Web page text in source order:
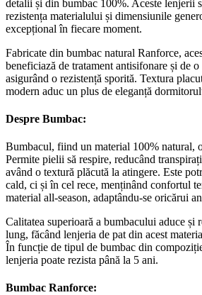
detalii și din bumbac 100%. Aceste lenjerii
rezistența materialului și dimensiunile
excepțional în fiecare moment.
Fabricate din bumbac natural Ranforce,
beneficiază de tratament antisifonare și de o
asigurând o rezistență sporită. Textura
modern aduc un plus de eleganță
Despre Bumbac:
Bumbacul, fiind un material 100% natural,
Permite pielii să respire, reducând
având o textură plăcută la atingere. Este
cald, ci și în cel rece, menținând confortul
material all-season, adaptându-se oricărui
Calitatea superioară a bumbacului aduce și
lung, făcând lenjeria de pat din acest
În funcție de tipul de bumbac din
lenjeria poate rezista până la 5 ani.
Bumbac Ranforce: